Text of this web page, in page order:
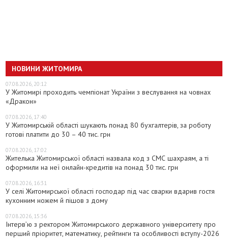
НОВИНИ ЖИТОМИРА
07.08.2026, 20:12
У Житомирі проходить чемпіонат України з веслування на човнах
«Дракон»
07.08.2026, 17:40
У Житомирській області шукають понад 80 бухгалтерів, за роботу
готові платити до 30 – 40 тис. грн
07.08.2026, 17:02
Жителька Житомирської області назвала код з СМС шахраям, а ті
оформили на неї онлайн-кредитів на понад 30 тис. грн
07.08.2026, 16:31
У селі Житомирської області господар під час сварки вдарив гостя
кухонним ножем й пішов з дому
07.08.2026, 15:36
Інтерв’ю з ректором Житомирського державного університету про
перший пріоритет, математику, рейтинги та особливості вступу-2026